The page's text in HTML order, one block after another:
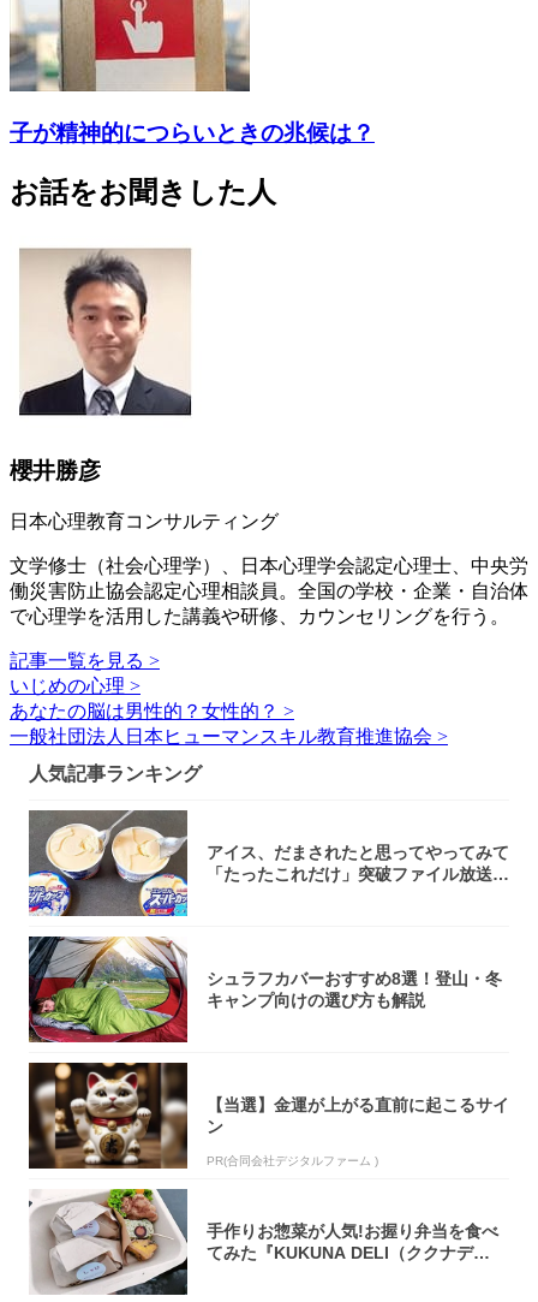
子が精神的につらいときの兆候は？
お話をお聞きした人
櫻井勝彦
日本心理教育コンサルティング
文学修士（社会心理学）、日本心理学会認定心理士、中央労
働災害防止協会認定心理相談員。全国の学校・企業・自治体
で心理学を活用した講義や研修、カウンセリングを行う。
記事一覧を見る >
いじめの心理 >
あなたの脳は男性的？女性的？ >
一般社団法人日本ヒューマンスキル教育推進協会 >
人気記事ランキング
アイス、だまされたと思ってやってみて
「たったこれだけ」突破ファイル放送で
シュラフカバーおすすめ8選！登山・冬
キャンプ向けの選び方も解説
【当選】金運が上がる直前に起こるサイ
ン
PR(合同会社デジタルファーム )
手作りお惣菜が人気!お握り弁当を食べ
てみた『KUKUNA DELI（ククナデ